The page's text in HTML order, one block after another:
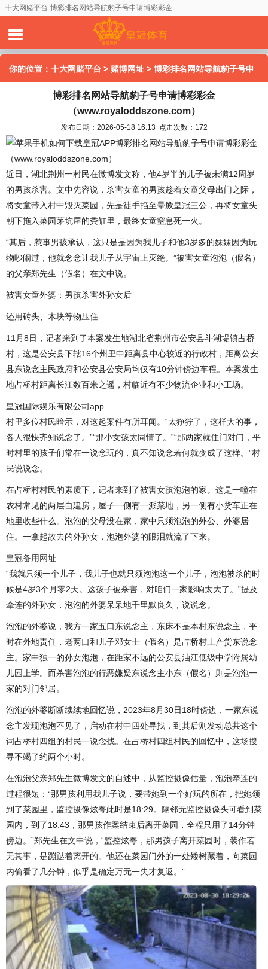
十大网赌平台-博彩排名网站导航豹子号申请博彩彩金
（www.royaloddszone.com）
你的位置： 十大网赌平台 > 赌博网址 > 博彩排名网站导航豹子号申
请博彩彩金（www.royaloddszone.com）
博彩排名网站导航豹子号申请博彩彩金
（www.royaloddszone.com）
发布日期：2026-05-18 16:13 点击次数：172
博彩排名网站导航豹子号申请博彩彩金
（www.royaloddszone.com）
近日，湖北荆州一村民在微博发文称，他4岁半的儿子被未满12周岁
的男孩杀害。文中先容说，杀害女童的男孩趁着女童父母出门之际，
将女童带入村中毁灭菜园，先是徒手掐至晕厥皇冠三公，再将女童头
朝下拖入菜园茅坑屋的粪缸里，最终女童窒息死一火。
“其后，惹事男孩承认，这只是是因为我儿子和他3岁多的妹妹因为玩
物吵闹过，他就念念让我儿子从宇宙上灭绝。”被害女童泡泡（假名）
的父亲郑先生（假名）在文中说。
被害女童外婆：男孩杀害外孙女后
还用砖头、木块等物压住
11月8日，记者来到了本案发生地湖北省荆州市公安县斗湖堤镇占桥
村，这是公安县下辖16个州里中距离县中心较近的行政村，距离公安
县东说念主民政府和公安县公安局均仅有10分钟傍边车程。本案发生
地占桥村距离长江数百米之遥，村临近有不少物流企业和小工场。
皇冠国际娱乐有限公司app
村里多位村民暗示，对这起案件有所耳闻。“太狰狞了，这样大的事，
各人很快齐知说念了。”“那小女孩太同情了。”“那两家就住门对门，平
时村里的孩子们常在一说念玩的，真不知说念若何就变成了这样。”村
民说说念。
在占桥村村民的素质下，记者来到了被害女孩泡泡的家。这是一幢在
农村常见的两层自建房，屋子一侧有一派菜地，另一侧有小货车正在
地里收些什么。泡泡的父母没在家，家中只须泡泡的外公、外婆居
住。一拿起故去的外孙女，泡泡外婆的眼泪就流了下来。
皇冠备用网址
“我就只须一个儿子，我儿子也就只须泡泡这一个儿子，泡泡被杀的时
候是4岁3个月零2天。这孩子被杀害，对咱们一家影响太大了。”提及
牵连的外孙女，泡泡的外婆呆呆地千里默良久，说说念。
泡泡的外婆说，我方一家五口东说念主，东床不是本村东说念主，平
时在外地责任，老两口和儿子邓女士（假名）是占桥村土产货东说念
主。家中独一的孙女泡泡，在距家不远的公安县油江低级中学附属幼
儿园上学。而杀害泡泡的行恶嫌疑东说念主小东（假名）则是泡泡一
家的对门邻居。
泡泡的外婆断断续续地回忆说，2023年8月30日18时傍边，一家东说
念主发现泡泡不见了，启动在村中四处寻找，到其后则发动总共这个
词占桥村四组的村民一说念找。在占桥村四组村民的回忆中，这场搜
寻不竭了约两个小时。
在泡泡父亲郑先生微博发文的自述中，从监控摄像估量，泡泡牵连的
过程很短：“那男孩利用我儿子说，要带她到一个好玩的所在，把她领
到了菜园里，监控摄像炫夸此时是18:29。隔邻无监控摄像头可看到菜
园内，到了18:43，那男孩作案结束后离开菜园，全程只用了14分钟
傍边。”郑先生在文中说，“监控炫夸，那男孩子离开菜园时，装作若
无其事，是蹦跶着离开的。他还在菜园门外的一处矮树藏着，向菜园
内偷看了几分钟，似乎是确定万无一失才复返。”